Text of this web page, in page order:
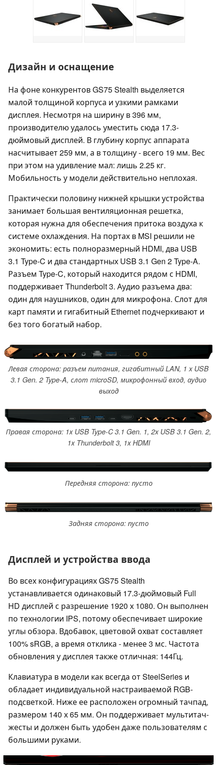
Дизайн и оснащение
На фоне конкурентов GS75 Stealth выделяется
малой толщиной корпуса и узкими рамками
дисплея. Несмотря на ширину в 396 мм,
производителю удалось уместить сюда 17.3-
дюймовый дисплей. В глубину корпус аппарата
насчитывает 259 мм, а в толщину - всего 19 мм. Вес
при этом на удивление мал: лишь 2.25 кг.
Мобильность у модели действительно неплохая.
Практически половину нижней крышки устройства
занимает большая вентиляционная решетка,
которая нужна для обеспечения притока воздуха к
системе охлаждения. На портах в MSI решили не
экономить: есть полноразмерный HDMI, два USB
3.1 Type-C и два стандартных USB 3.1 Gen 2 Type-A.
Разъем Type-C, который находится рядом с HDMI,
поддерживает Thunderbolt 3. Аудио разъема два:
один для наушников, один для микрофона. Слот для
карт памяти и гигабитный Ethernet подчеркивают и
без того богатый набор.
Левая сторона: разъем питания, гигабитный LAN, 1 x USB
3.1 Gen. 2 Type-A, слот microSD, микрофонный вход, аудио
выход
Правая сторона: 1x USB Type-C 3.1 Gen. 1, 2x USB 3.1 Gen. 2,
1x Thunderbolt 3, 1x HDMI
Передняя сторона: пусто
Задняя сторона: пусто
Дисплей и устройства ввода
Во всех конфигурациях GS75 Stealth
устанавливается одинаковый 17.3-дюймовый Full
HD дисплей с разрешение 1920 х 1080. Он выполнен
по технологии IPS, потому обеспечивает широкие
углы обзора. Вдобавок, цветовой охват составляет
100% sRGB, а время отклика - менее 3 мс. Частота
обновления у дисплея также отличная: 144Гц.
Клавиатура в модели как всегда от SteelSeries и
обладает индивидуальной настраиваемой RGB-
подсветкой. Ниже ее расположен огромный тачпад,
размером 140 х 65 мм. Он поддерживает мультитач-
жесты и должен быть удобен даже пользователям с
большими руками.